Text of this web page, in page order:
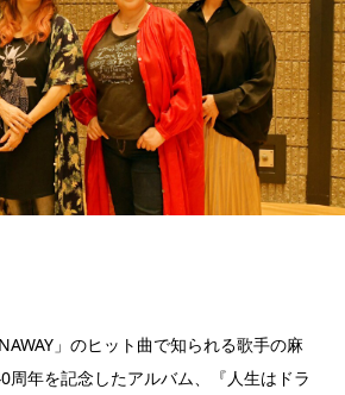
」のヒット曲で知られる歌手の麻
周年を記念したアルバム、『人生はドラ